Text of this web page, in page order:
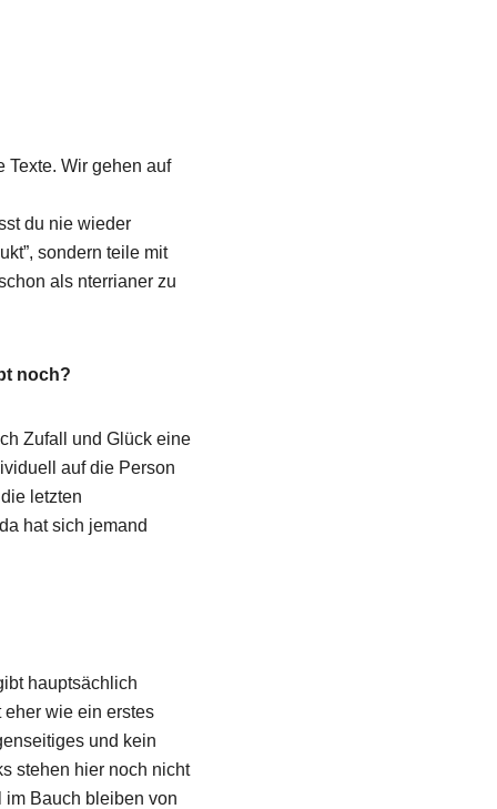
Texte. Wir gehen auf
du nie wieder
sondern teile mit
als nterrianer zu
noch?
Zufall und Glück eine
auf die Person
letzten
hat sich jemand
hauptsächlich
wie ein erstes
und kein
stehen hier noch nicht
im Bauch bleiben von